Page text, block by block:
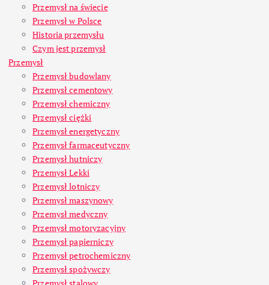
Przemysł na świecie
Przemysł w Polsce
Historia przemysłu
Czym jest przemysł
Przemysł
Przemysł budowlany
Przemysł cementowy
Przemysł chemiczny
Przemysł ciężki
Przemysł energetyczny
Przemysł farmaceutyczny
Przemysł hutniczy
Przemysł Lekki
Przemysł lotniczy
Przemysł maszynowy
Przemysł medyczny
Przemysł motoryzacyjny
Przemysł papierniczy
Przemysł petrochemiczny
Przemysł spożywczy